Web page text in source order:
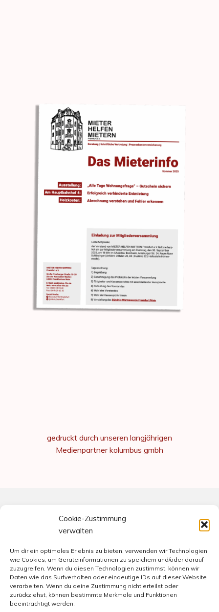
Cookie-Zustimmung
verwalten
Um dir ein optimales Erlebnis zu bieten, verwenden wir Technologien
wie Cookies, um Geräteinformationen zu speichern und/oder darauf
zuzugreifen. Wenn du diesen Technologien zustimmst, können wir
Daten wie das Surfverhalten oder eindeutige IDs auf dieser Website
verarbeiten. Wenn du deine Zustimmung nicht erteilst oder
zurückziehst, können bestimmte Merkmale und Funktionen
beeinträchtigt werden.
gedruckt durch unseren langjährigen
Medienpartner kolumbus gmbh
Impressum
Rechtliches und Datenschutz
Kontakt & Lage
Cookie-Richtlinie (EU)